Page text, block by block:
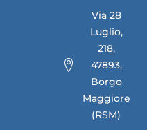
Via 28
Luglio,
218,
47893,
Borgo
Maggiore
(RSM)